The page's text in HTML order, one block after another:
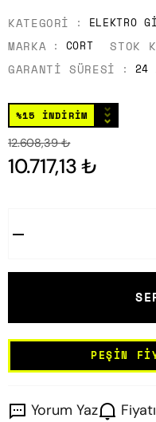
KATEGORI ELEKTRO
MARKA CORT STOK
GARANTI SÜRESI 24
%15 İNDİRİM ⌄
⌄
⌄
12.608,39 ₺
10.717,13 ₺
PEŞIN
Yorum Yaz